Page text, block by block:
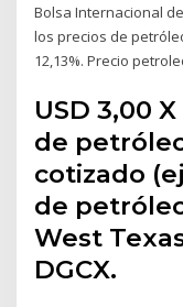
Bolsa Internacional
los precios de
12,13%. Precio
USD 3,00
de
cotizado
de
West
DGCX.